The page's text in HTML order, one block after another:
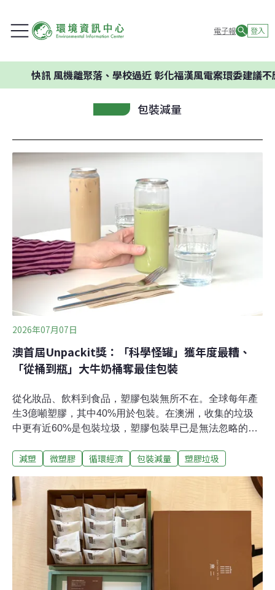
電子報 登入
風機離聚落、學校過近 彰化福漢風電案環委建議不應開發
包裝減量
2026年07月07日
澳首屆Unpackit獎：「科學怪罐」獲年度最糟、
「從桶到瓶」大牛奶桶奪最佳包裝
從化妝品、飲料到食品，塑膠包裝無所不在。全球每年產
生3億噸塑膠，其中40%用於包裝。在澳洲，收集的垃圾
中更有近60%是包裝垃圾，塑膠包裝早已是無法忽略的污
（AMCS）、無塑基金會（PFF）和世界自然基金會澳洲
獎（Unpackit Awards），評選出兼顧永續創新的最佳包
裝與毫無必要的最爛包裝。在評審團評分前，已收到社會
大眾數百件的提名。所謂的最爛包裝，可以是容易成為垃
圾或造成海洋污染的包裝、過度包裝小型或低風險產品、
明明可避免卻仍使用的一次性塑膠、具有誤導性的環保聲
明，或是混合使用無法分離的無用材料，像是帶有鋁箔內
襯的包裝袋與塑膠塗層紙。難回收拼接「科學怪罐」遭點
減塑 微塑膠 循環經濟 包裝減量 塑膠垃圾